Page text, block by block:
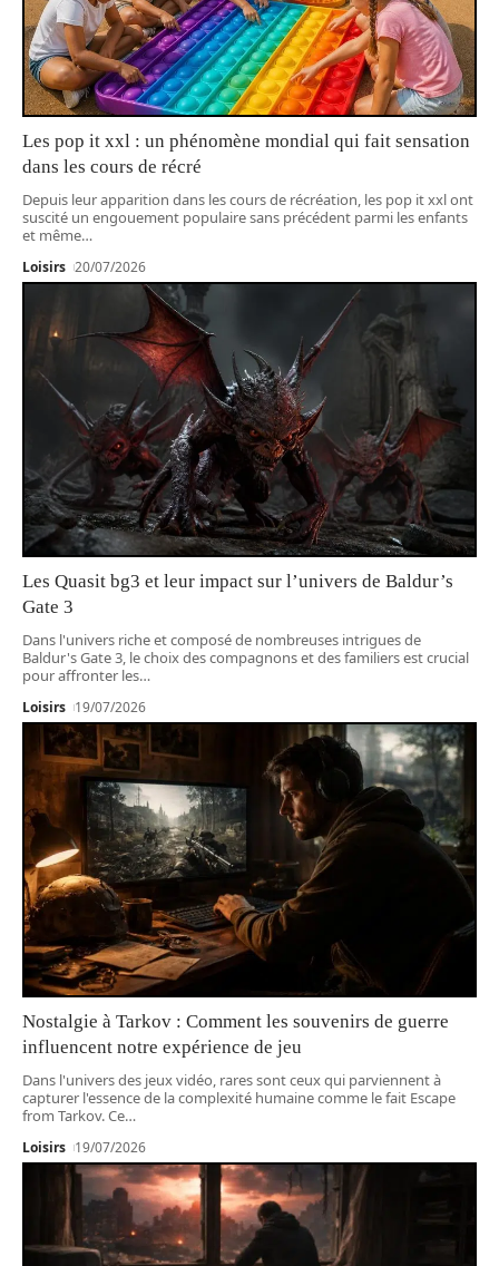
Les pop it xxl : un phénomène mondial qui fait sensation
dans les cours de récré
Depuis leur apparition dans les cours de récréation, les pop it xxl ont
suscité un engouement populaire sans précédent parmi les enfants
et même…
Loisirs 20/07/2026
Les Quasit bg3 et leur impact sur l’univers de Baldur’s
Gate 3
Dans l'univers riche et composé de nombreuses intrigues de
Baldur's Gate 3, le choix des compagnons et des familiers est crucial
pour affronter les…
Loisirs 19/07/2026
Nostalgie à Tarkov : Comment les souvenirs de guerre
influencent notre expérience de jeu
Dans l'univers des jeux vidéo, rares sont ceux qui parviennent à
capturer l'essence de la complexité humaine comme le fait Escape
from Tarkov. Ce…
Loisirs 19/07/2026